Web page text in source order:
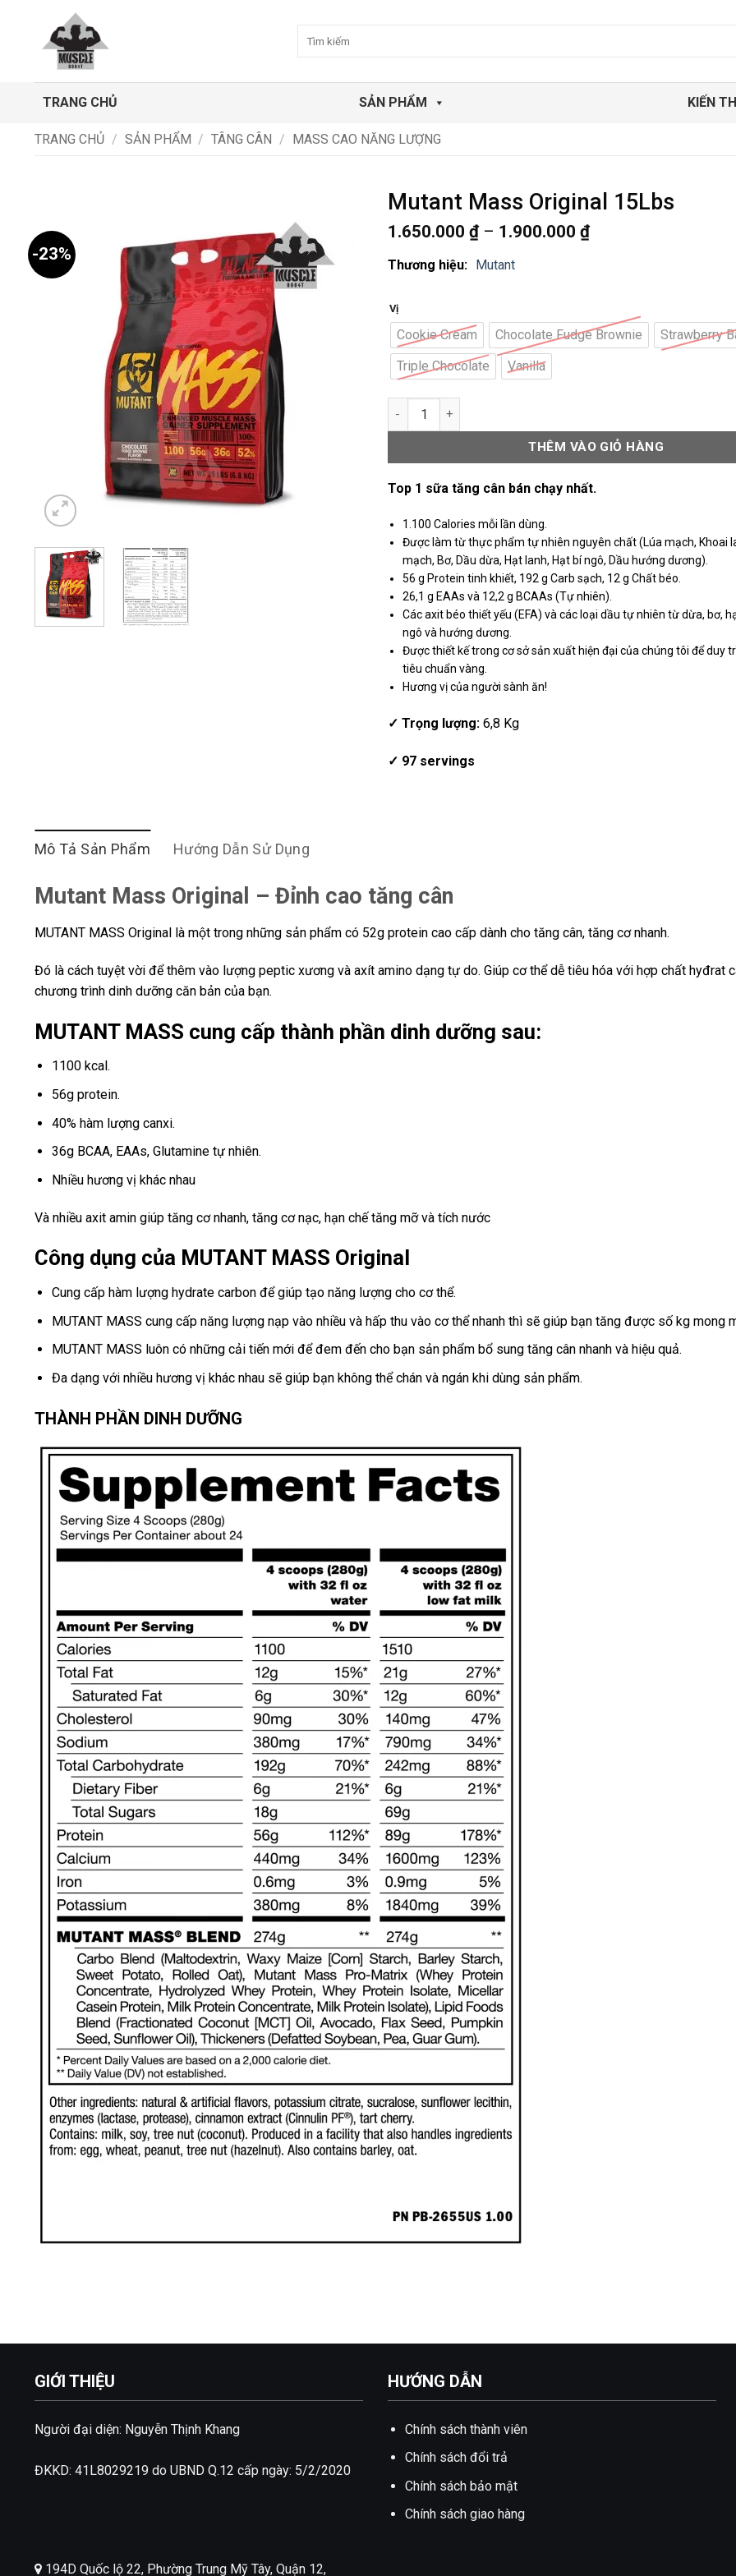
kiếm:
TRANG CHỦ SẢN PHẨM KIẾN
TRANG CHỦ / SẢN PHẨM / TÂNG CÂN / MASS CAO NĂNG LƯỢNG
-23%
Add to
wishlist
Mutant Mass Original 15Lbs
1.650.000 ₫ – 1.900.000 ₫Khoảng
1.900.000 ₫
Thương hiệu: Mutant
Vị
Cookie Cream Chocolate Fudge Brownie
Strawberry
Triple Chocolate
Vanilla
Mutant Mass Original 15Lbs số lượng
THÊM VÀO GIỎ HÀNG
Top 1 sữa tăng cân bán chạy nhất.
1.100 Calories mỗi lần dùng.
Được làm từ thực phẩm tự nhiên nguyên chất (Lúa mạch, Khoai
mạch, Bơ, Dầu dừa, Hạt lanh, Hạt bí ngô, Dầu hướng dương).
56 g Protein tinh khiết, 192 g Carb sạch, 12 g Chất béo.
26,1 g EAAs và 12,2 g BCAAs (Tự nhiên).
Các axit béo thiết yếu (EFA) và các loại dầu tự nhiên từ dừa, bơ,
ngô và hướng dương.
Được thiết kế trong cơ sở sản xuất hiện đại của chúng tôi để duy
tiêu chuẩn vàng.
Hương vị của người sành ăn!
✓ Trọng lượng: 6,8 Kg
✓ 97 servings
Mô Tả Sản Phẩm Hướng Dẫn Sử Dụng
Mutant Mass Original – Đỉnh cao tăng cân
MUTANT MASS Original là một trong những sản phẩm có 52g protein cao cấp dành cho tăng cân, tăng cơ nhanh.
Đó là cách tuyệt vời để thêm vào lượng peptic xương và axít amino dạng tự do. Giúp cơ thể dễ tiêu hóa với hợp chất
chương trình dinh dưỡng căn bản của bạn.
MUTANT MASS cung cấp thành phần dinh dưỡng sau:
1100 kcal.
56g protein.
40% hàm lượng canxi.
36g BCAA, EAAs, Glutamine tự nhiên.
Nhiều hương vị khác nhau
Và nhiều axit amin giúp tăng cơ nhanh, tăng cơ nạc, hạn chế tăng mỡ và tích nước
Công dụng của MUTANT MASS Original
Cung cấp hàm lượng hydrate carbon để giúp tạo năng lượng cho cơ thể.
MUTANT MASS cung cấp năng lượng nạp vào nhiều và hấp thu vào cơ thể nhanh thì sẽ giúp bạn tăng được số kg mong
MUTANT MASS luôn có những cải tiến mới để đem đến cho bạn sản phẩm bổ sung tăng cân nhanh và hiệu quả.
Đa dạng với nhiều hương vị khác nhau sẽ giúp bạn không thể chán và ngán khi dùng sản phẩm.
THÀNH PHẦN DINH DƯỠNG
GIỚI THIỆU
Người đại diện: Nguyễn Thịnh Khang
ĐKKD: 41L8029219 do UBND Q.12 cấp ngày: 5/2/2020
194D Quốc lộ 22, Phường Trung Mỹ Tây, Quận 12,
HƯỚNG DẪN
Chính sách thành viên
Chính sách đổi trả
Chính sách bảo mật
Chính sách giao hàng